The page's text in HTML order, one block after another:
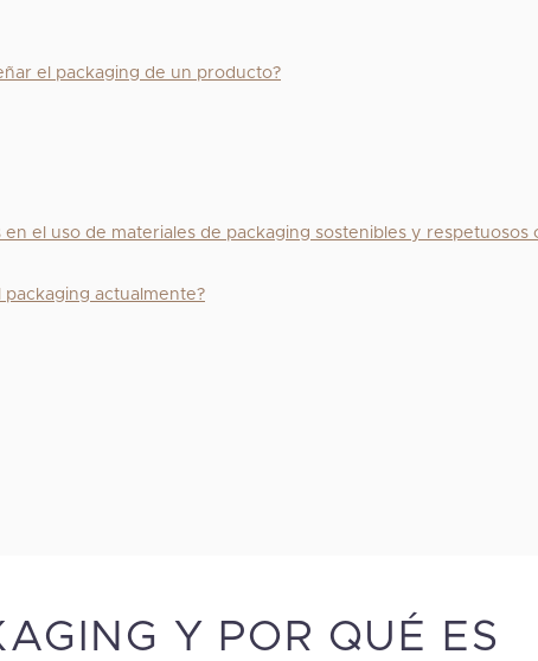
el packaging de un producto?
el uso de materiales de packaging sostenibles y respetuosos
packaging actualmente?
Y POR QUÉ ES